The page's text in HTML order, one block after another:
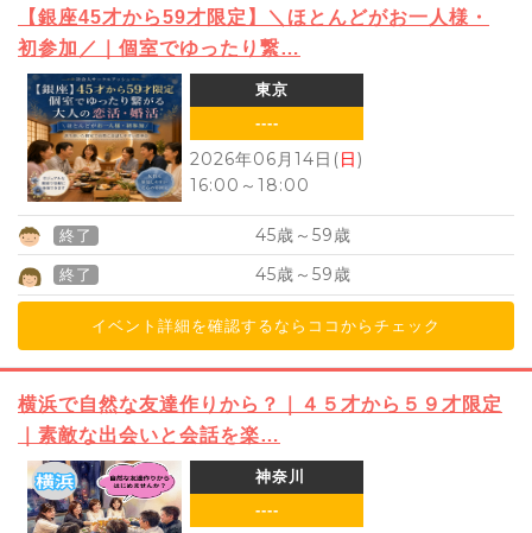
【銀座45才から59才限定】＼ほとんどがお一人様・
初参加／｜個室でゆったり繋…
東京
----
2026年06月14日(日)
16:00 ～ 18:00
終了 45歳～ 59歳
終了 45歳～ 59歳
イベント詳細を確認するならココからチェック
横浜で自然な友達作りから？｜４５才から５９才限定
｜素敵な出会いと会話を楽…
神奈川
----